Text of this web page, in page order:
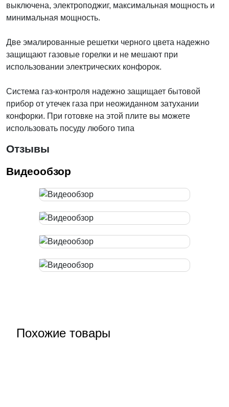
выключена, электроподжиг, максимальная мощность и
минимальная мощность.
Две эмалированные решетки черного цвета надежно
защищают газовые горелки и не мешают при
использовании электрических конфорок.
Система газ-контроля надежно защищает бытовой
прибор от утечек газа при неожиданном затухании
конфорки. При готовке на этой плите вы можете
использовать посуду любого типа
Отзывы
Видеообзор
Похожие товары